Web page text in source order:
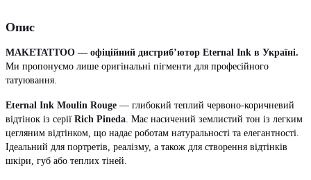
Опис
MAKETATTOO — офіційний дистриб’ютор Eternal Ink в Україні.
Ми пропонуємо лише оригінальні пігменти для професійного
татуювання.
Eternal Ink Moulin Rouge — глибокий теплий червоно-коричневий
відтінок із серії Rich Pineda. Має насичений землистий тон із легким
цегляним відтінком, що надає роботам натуральності та елегантності.
Ідеальний для портретів, реалізму, а також для створення відтінків
шкіри, губ або теплих тіней.